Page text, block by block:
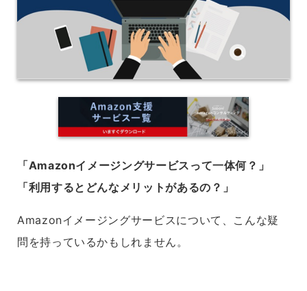
「Amazonイメージングサービスって一体何？」
「利用するとどんなメリットがあるの？」
Amazonイメージングサービスについて、こんな疑
問を持っているかもしれません。